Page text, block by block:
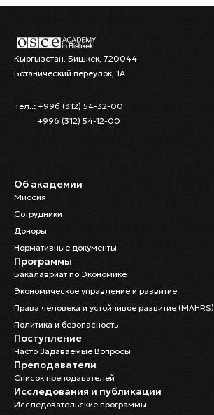
Кыргызстан, Бишкек, 720044
Ботанический переулок, 1А
Тел..: +996 (312) 54-32-00
+996 (312) 54-12-00
Об академии
Миссия
Сотрудники
Доноры
Нормативные документы
Программы
Бакалавриат по Экономике
Экономическое управление и развитие
Права человека и устойчивое развитие (MAHRS)
Политика и безопасность
Поступление
Часто Задаваемые Вопросы
Преподаватели
Список преподавателей
Исследования и публикации
Исследовательские программы